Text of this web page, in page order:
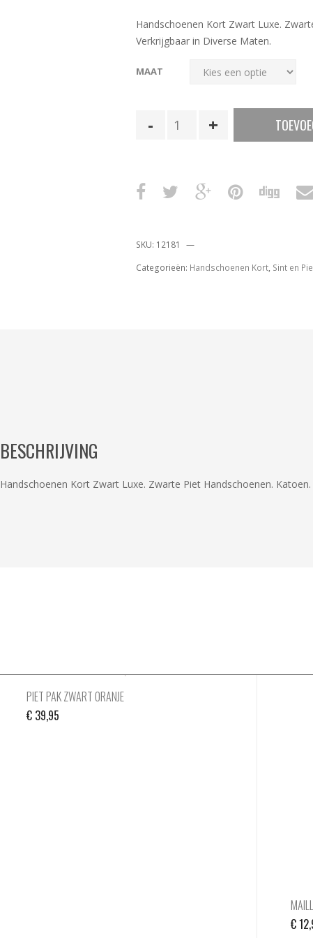
Handschoenen Kort Zwart Luxe.
Verkrijgbaar in Diverse Maten.
MAAT
Handschoenen
aantal
SKU: 12181
Categorieën: Handschoenen Kort, Sint en
BESCHRIJVING
Handschoenen Kort Zwart Luxe. Zwarte Piet Handschoenen.
PIET PAK ZWART ORANJE
€ 39,95
€